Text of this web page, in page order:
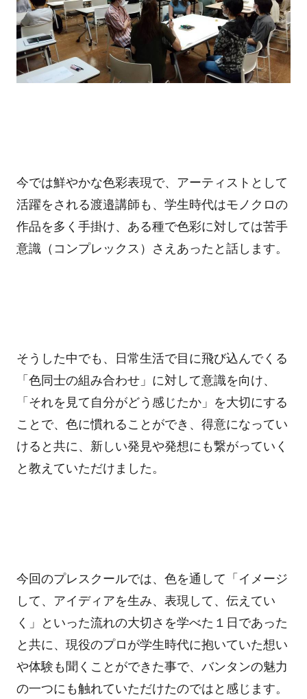
今では鮮やかな色彩表現で、アーティストとして
活躍をされる渡邉講師も、学生時代はモノクロの
作品を多く手掛け、ある種で色彩に対しては苦手
意識（コンプレックス）さえあったと話します。
そうした中でも、日常生活で目に飛び込んでくる
「色同士の組み合わせ」に対して意識を向け、
「それを見て自分がどう感じたか」を大切にする
ことで、色に慣れることができ、得意になってい
けると共に、新しい発見や発想にも繋がっていく
と教えていただけました。
今回のプレスクールでは、色を通して「イメージ
して、アイディアを生み、表現して、伝えてい
く」といった流れの大切さを学べた１日であった
と共に、現役のプロが学生時代に抱いていた想い
や体験も聞くことができた事で、バンタンの魅力
の一つにも触れていただけたのではと感じます。